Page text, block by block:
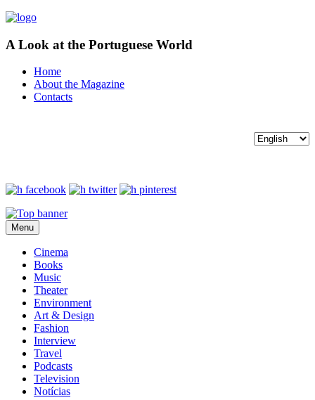
A Look at the Portuguese World
Home
About the Magazine
Contacts
Menu
Cinema
Books
Music
Theater
Environment
Art & Design
Fashion
Interview
Travel
Podcasts
Television
Notícias